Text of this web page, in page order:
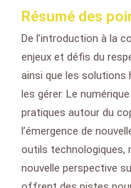
Résumé des
De l’introduction à la
enjeux et défis du
ainsi que les solutions
les gérer. Le
pratiques autour du
l’émergence de
outils technologiques,
nouvelle perspective